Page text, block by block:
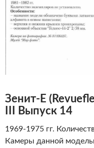
Зенит-Е (
III Выпуск 14
1969-1975 гг.
Камеры данной